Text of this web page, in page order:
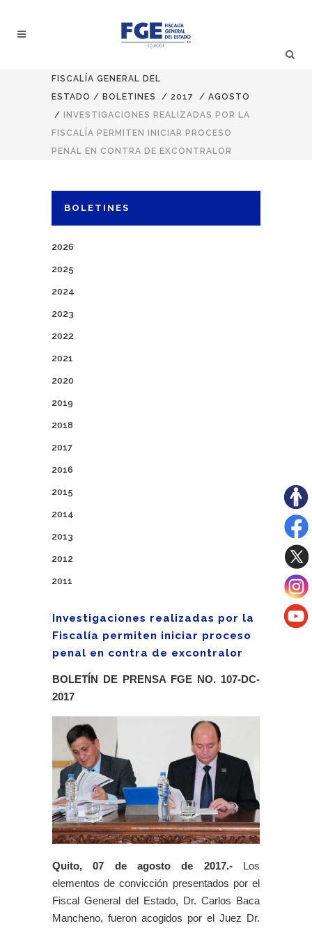
FISCALÍA GENERAL DEL
ESTADO / BOLETINES / 2017 / AGOSTO
/
INVESTIGACIONES REALIZADAS POR LA
FISCALÍA PERMITEN INICIAR PROCESO
PENAL EN CONTRA DE EXCONTRALOR
BOLETINES
2026
2025
2024
2023
2022
2021
2020
2019
2018
2017
2016
2015
2014
2013
2012
2011
Investigaciones realizadas por la
Fiscalía permiten iniciar proceso
penal en contra de excontralor
BOLETÍN DE PRENSA FGE NO. 107-DC-
2017
Quito, 07 de agosto de 2017.-Los
elementos de convicción presentados por el
Fiscal General del Estado, Dr. Carlos Baca
Mancheno, fueron acogidos por el Juez Dr.